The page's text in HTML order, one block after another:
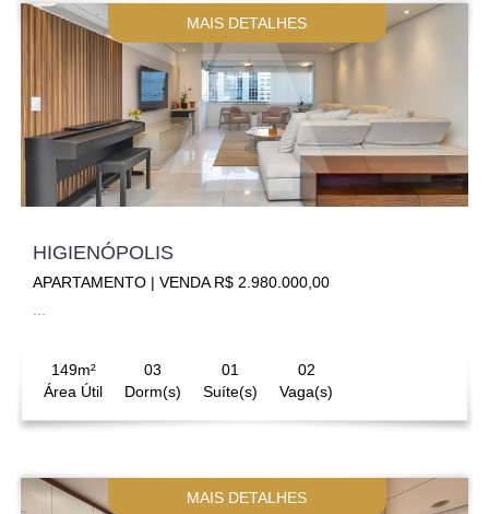
MAIS DETALHES
HIGIENÓPOLIS
APARTAMENTO | VENDA R$ 2.980.000,00
149m²
Área Útil
03
Dorm(s)
01
Suíte(s)
02
Vaga(s)
MAIS DETALHES